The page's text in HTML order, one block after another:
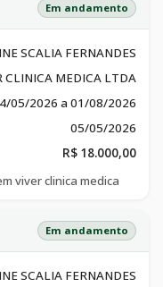
Em andamento
SCALIA FERNANDES
CLINICA MEDICA LTDA
05/2026 a 01/08/2026
05/05/2026
R$ 18.000,00
viver clinica medica
Em andamento
SCALIA FERNANDES